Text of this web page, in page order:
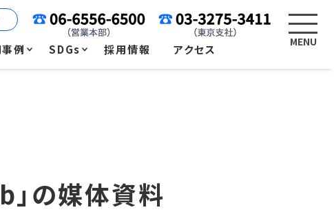
例 SDGs 採用情報 アクセス
の媒体資料